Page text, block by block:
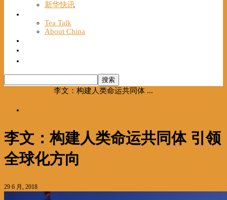
新华快讯
Tea Talk
About China
李文：构建人类命运共同体 ...
李文：构建人类命运共同体 引领
全球化方向
29 6 月, 2018